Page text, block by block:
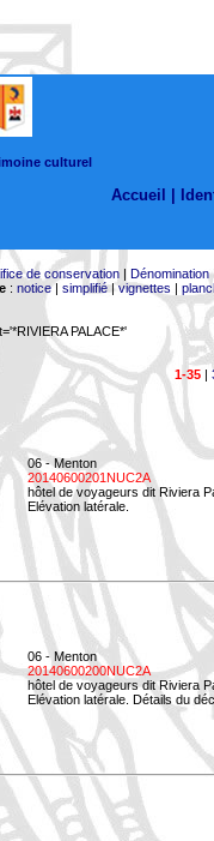
culturel
Accueil |
de conservation| Dénomination
: notice| simplifié|vignettes |
PALACE*'
1-35|
06 - Menton
20140600201NUC2A
hôtel de voyageurs dit Riviera
Elévation latérale.
06 - Menton
20140600200NUC2A
hôtel de voyageurs dit Riviera
Elévation latérale. Détails du